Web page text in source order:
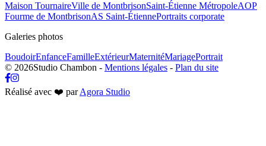
Maison TournaireVille de MontbrisonSaint-Étienne MétropoleAOP
Fourme de MontbrisonAS Saint-ÉtiennePortraits corporate
Galeries photos
BoudoirEnfanceFamilleExtérieurMaternitéMariagePortrait
© 2026Studio Chambon - Mentions légales - Plan du site
Réalisé avec ❤️ parAgora Studio